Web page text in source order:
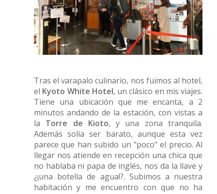
Tras el varapalo culinario, nos fuimos al hotel,
el Kyoto White Hotel, un clásico en mis viajes.
Tiene una ubicación que me encanta, a 2
minutos andando de la estación, con vistas a
la Torre de Kioto, y una zona tranquila.
Además solía ser barato, aunque esta vez
parece que han subido un "poco" el precio. Al
llegar nos atiende en recepción una chica que
no hablaba ni papa de inglés, nos da la llave y
¿¡una botella de agua!?. Subimos a nuestra
habitación y me encuentro con que no ha